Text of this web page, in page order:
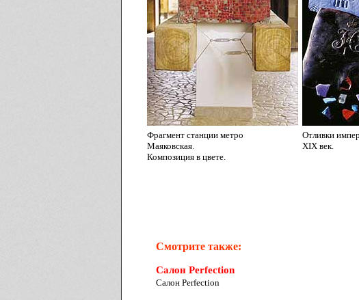
Фрагмент станции метро
Маяковская.
Композиция в цвете.
Отливки
XIX век.
Смотрите также:
Салон Perfection
Салон Perfection